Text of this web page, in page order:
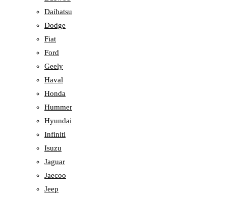
Daihatsu
Dodge
Fiat
Ford
Geely
Haval
Honda
Hummer
Hyundai
Infiniti
Isuzu
Jaguar
Jaecoo
Jeep